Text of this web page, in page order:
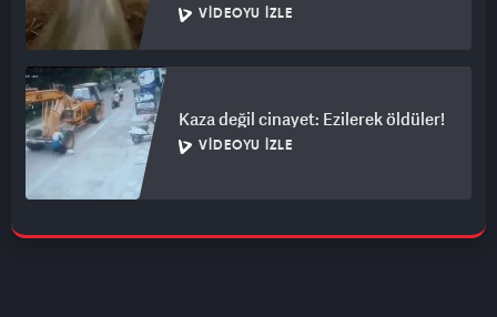
VIDEOYU İZLE
Kaza değil cinayet: Ezilerek öldüler!
VIDEOYU İZLE